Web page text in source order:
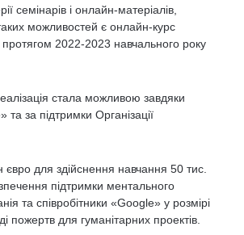
і онлайн-матеріалів,
можливостей є онлайн-курс
2022-2023 навчального року
стала можливою завдяки
за підтримки Організації
для здійснення навчання 50 тис.
підтримки ментального
та співробітники «Google» у розмірі
для гуманітарних проектів.